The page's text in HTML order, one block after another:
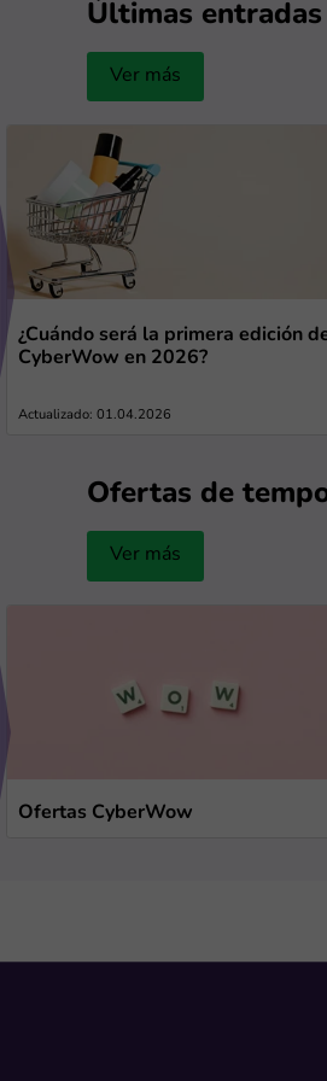
Últimas
Ver más
¿Cuándo será la primera edición
CyberWow en 2026?
Actualizado: 01.04.2026
Ofertas de
Ver más
Ofertas CyberWow